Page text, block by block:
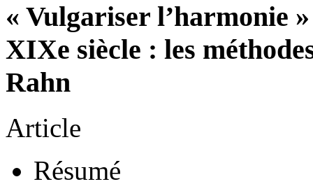
« Vulgariser l’harmonie
XIXe siècle : les
Rahn
Article
Résumé